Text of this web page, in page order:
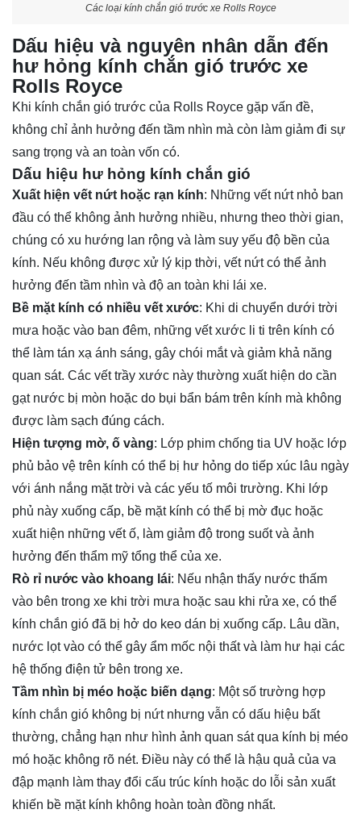
Các loại kính chắn gió trước xe Rolls Royce
Dấu hiệu và nguyên nhân dẫn đến
hư hỏng kính chắn gió trước xe
Rolls Royce
Khi kính chắn gió trước của Rolls Royce gặp vấn đề,
không chỉ ảnh hưởng đến tầm nhìn mà còn làm giảm đi sự
sang trọng và an toàn vốn có.
Dấu hiệu hư hỏng kính chắn gió
Xuất hiện vết nứt hoặc rạn kính: Những vết nứt nhỏ ban
đầu có thể không ảnh hưởng nhiều, nhưng theo thời gian,
chúng có xu hướng lan rộng và làm suy yếu độ bền của
kính. Nếu không được xử lý kịp thời, vết nứt có thể ảnh
hưởng đến tầm nhìn và độ an toàn khi lái xe.
Bề mặt kính có nhiều vết xước: Khi di chuyển dưới trời
mưa hoặc vào ban đêm, những vết xước li ti trên kính có
thể làm tán xạ ánh sáng, gây chói mắt và giảm khả năng
quan sát. Các vết trầy xước này thường xuất hiện do cần
gạt nước bị mòn hoặc do bụi bẩn bám trên kính mà không
được làm sạch đúng cách.
Hiện tượng mờ, ố vàng: Lớp phim chống tia UV hoặc lớp
phủ bảo vệ trên kính có thể bị hư hỏng do tiếp xúc lâu ngày
với ánh nắng mặt trời và các yếu tố môi trường. Khi lớp
phủ này xuống cấp, bề mặt kính có thể bị mờ đục hoặc
xuất hiện những vết ố, làm giảm độ trong suốt và ảnh
hưởng đến thẩm mỹ tổng thể của xe.
Rò rỉ nước vào khoang lái: Nếu nhận thấy nước thấm
vào bên trong xe khi trời mưa hoặc sau khi rửa xe, có thể
kính chắn gió đã bị hở do keo dán bị xuống cấp. Lâu dần,
nước lọt vào có thể gây ẩm mốc nội thất và làm hư hại các
hệ thống điện tử bên trong xe.
Tầm nhìn bị méo hoặc biến dạng: Một số trường hợp
kính chắn gió không bị nứt nhưng vẫn có dấu hiệu bất
thường, chẳng hạn như hình ảnh quan sát qua kính bị méo
mó hoặc không rõ nét. Điều này có thể là hậu quả của va
đập mạnh làm thay đổi cấu trúc kính hoặc do lỗi sản xuất
khiến bề mặt kính không hoàn toàn đồng nhất.